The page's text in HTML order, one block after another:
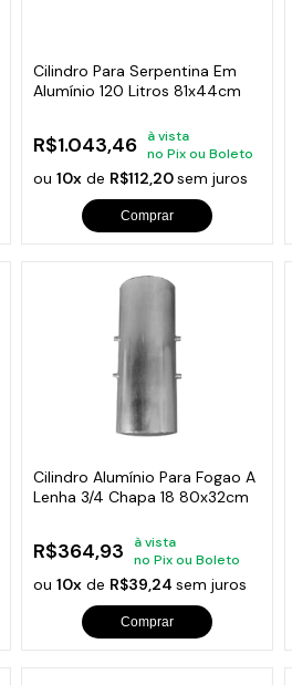
Cilindro Para Serpentina Em
Alumínio 120 Litros 81x44cm
R$1.043,46
à vista
no Pix ou Boleto
ou10x de R$112,20sem juros
Comprar
Cilindro Alumínio Para Fogao A
Lenha 3/4 Chapa 18 80x32cm
R$364,93
à vista
no Pix ou Boleto
ou10x de R$39,24sem juros
Comprar